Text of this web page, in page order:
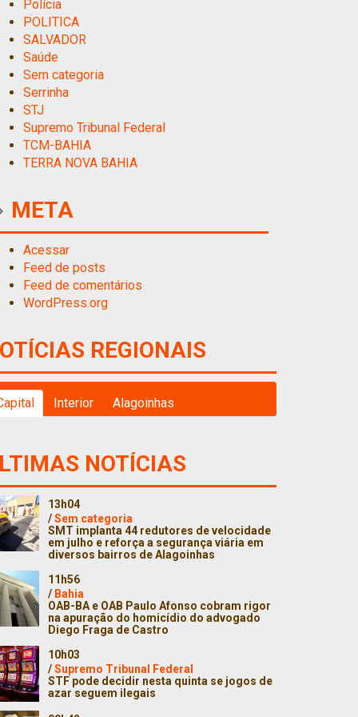
Polícia
POLITICA
SALVADOR
Saúde
Sem categoria
Serrinha
STJ
Supremo Tribunal Federal
TCM-BAHIA
TERRA NOVA BAHIA
META
Acessar
Feed de posts
Feed de comentários
WordPress.org
REGIONAIS
Interior Alagoinhas
NOTÍCIAS
13h04
/Sem categoria
SMT implanta 44 redutores de velocidade
em julho e reforça a segurança viária em
diversos bairros de Alagoinhas
11h56
/ Bahia
OAB-BA e OAB Paulo Afonso cobram rigor
na apuração do homicídio do advogado
Diego Fraga de Castro
10h03
/Supremo Tribunal Federal
STF pode decidir nesta quinta se jogos de
azar seguem ilegais